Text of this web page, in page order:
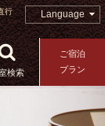
行
Language
検索
ご宿泊
プラン